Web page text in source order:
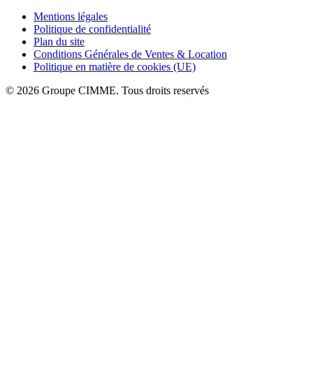
Mentions légales
Politique de confidentialité
Plan du site
Conditions Générales de Ventes & Location
Politique en matière de cookies (UE)
© 2026 Groupe CIMME. Tous droits reservés